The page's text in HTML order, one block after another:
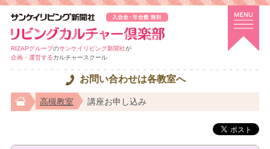
RIZAPグループのサンケイリビング新聞社が
企画・運営するカルチャースクール
お問い合わせは各教室へ
高槻教室 講座お申し込み